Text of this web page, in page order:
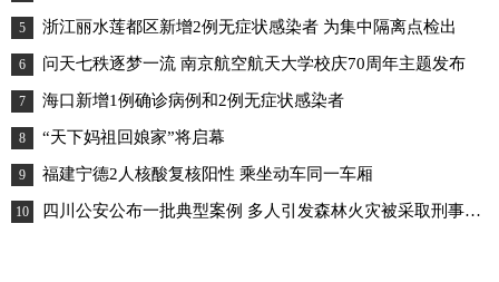
5 浙江丽水莲都区新增2例无症状感染者 为集中隔离点检出
6 问天七秩逐梦一流 南京航空航天大学校庆70周年主题发布
7 海口新增1例确诊病例和2例无症状感染者
8 “天下妈祖回娘家”将启幕
9 福建宁德2人核酸复核阳性 乘坐动车同一车厢
10 四川公安公布一批典型案例 多人引发森林火灾被采取刑事措施